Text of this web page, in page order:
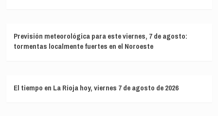
Previsión meteorológica para este viernes, 7 de agosto:
tormentas localmente fuertes en el Noroeste
El tiempo en La Rioja hoy, viernes 7 de agosto de 2026